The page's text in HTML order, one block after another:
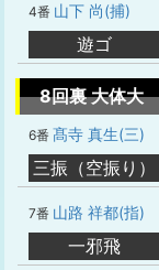
4番 山下 尚(捕)
遊ゴ
8回裏 大体大
6番 髙寺 真生(三)
三振（空振り）
7番 山路 祥都(指)
一邪飛